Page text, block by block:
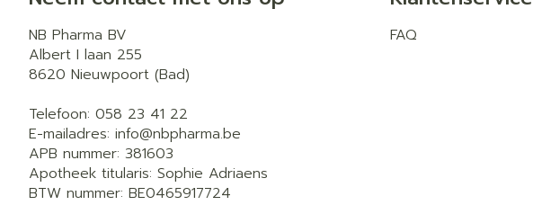
NB Pharma BV
Albert I laan 255
8620 Nieuwpoort (Bad)
Telefoon: 058 23 41 22
E-mailadres: info@nbpharma.be
APB nummer: 381603
Apotheek titularis: Sophie Adriaens
BTW nummer: BE0465917724
FAQ